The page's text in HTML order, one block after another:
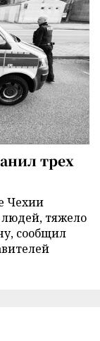
трех
Чехии
тяжело
сообщил